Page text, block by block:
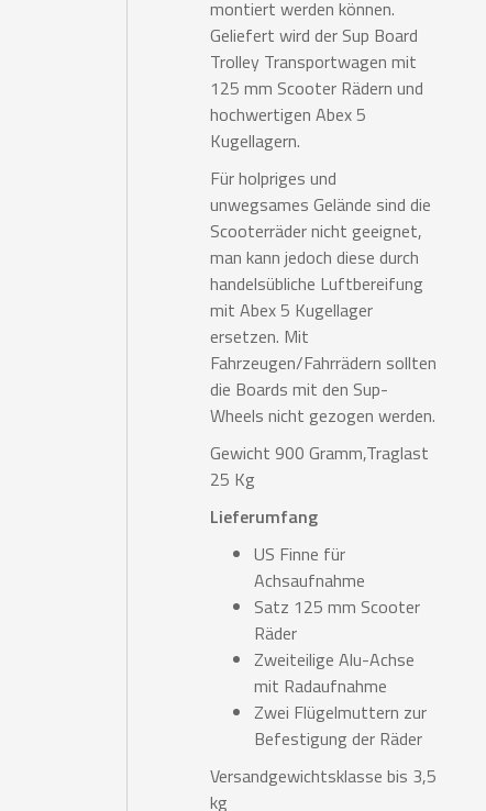
montiert werden können.
Geliefert wird der Sup Board
Trolley Transportwagen mit
125 mm Scooter Rädern und
hochwertigen Abex 5
Kugellagern.
Für holpriges und
unwegsames Gelände sind die
Scooterräder nicht geeignet,
man kann jedoch diese durch
handelsübliche Luftbereifung
mit Abex 5 Kugellager
ersetzen. Mit
Fahrzeugen/Fahrrädern sollten
die Boards mit den Sup-
Wheels nicht gezogen werden.
Gewicht 900 Gramm,Traglast
25 Kg
Lieferumfang
US Finne für
Achsaufnahme
Satz 125 mm Scooter
Räder
Zweiteilige Alu-Achse
mit Radaufnahme
Zwei Flügelmuttern zur
Befestigung der Räder
Versandgewichtsklasse bis 3,5
kg